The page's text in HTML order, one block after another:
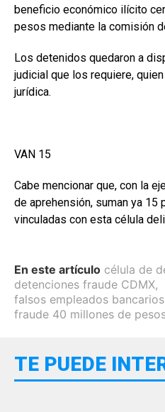
beneficio económico ilícito
pesos mediante la comisión
Los detenidos quedaron a
judicial que los requiere,
jurídica.
VAN 15
Cabe mencionar que, con la
de aprehensión, suman ya 15
vinculadas con esta célula
En este artículo célula de
detenciones fraude CDMX,
falsos empleados bancarios
fraude 40 millones de
TE PUEDE